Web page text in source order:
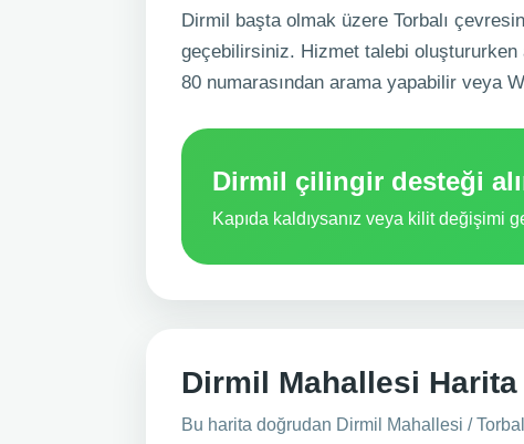
Dirmil başta olmak üzere Torbalı
geçebilirsiniz. Hizmet talebi oluştururken
80 numarasından arama yapabilir veya
Dirmil çilingir desteği
Kapıda kaldıysanız veya kilit değişimi
Dirmil Mahallesi
Bu harita doğrudan Dirmil Mahallesi /